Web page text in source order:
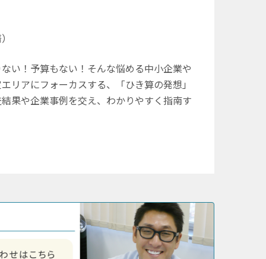
い！予算もない！そんな悩める中小企業や
リアにフォーカスする、「ひき算の発想」
果や企業事例を交え、わかりやすく指南す